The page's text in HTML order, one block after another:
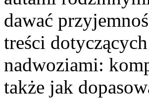
dawać
treści
nadwoziami:
także jak